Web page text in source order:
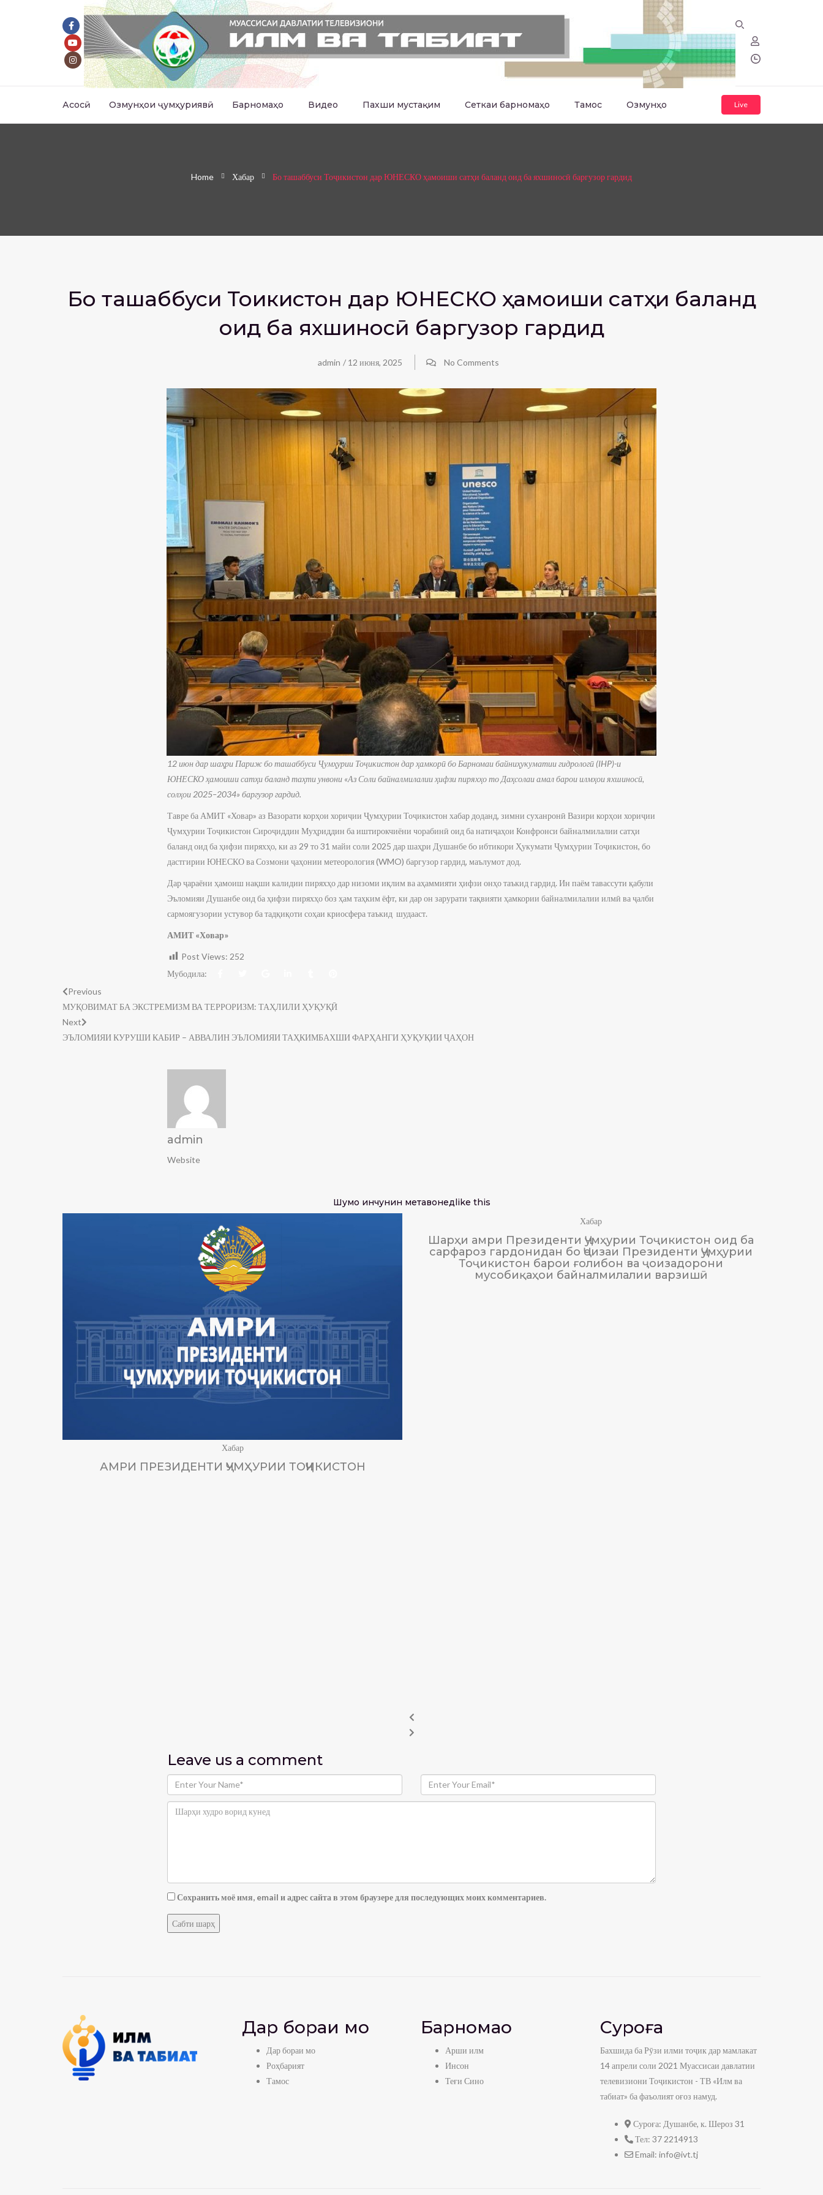
Асосӣ Озмунҳои ҷумҳуриявӣ Барномаҳо Видео Пахши мустақим Сеткаи барномаҳо Тамос Озмунҳо Live
Home Хабар Бо ташаббуси Тоҷикистон дар ЮНЕСКО ҳамоиши сатҳи баланд оид ба яхшиносӣ баргузор гардид
Бо ташаббуси Тоҷикистон дар ЮНЕСКО ҳамоиши сатҳи баланд
оид ба яхшиносӣ баргузор гардид
admin / 12 июня, 2025 No Comments
12 июн дар шаҳри Париж бо ташаббуси Ҷумҳурии Тоҷикистон дар ҳамкорӣ бо Барномаи байниҳукуматии гидрологӣ (IHP)-и
ЮНЕСКО ҳамоиши сатҳи баланд таҳти унвони «Аз Соли байналмилалии ҳифзи пиряхҳо то Даҳсолаи амал барои илмҳои яхшиносӣ,
солҳои 2025–2034» баргузор гардид.
Тавре ба АМИТ «Ховар» аз Вазорати корҳои хориҷии Ҷумҳурии Тоҷикистон хабар доданд, зимни суханронӣ Вазири корҳои хориҷии
Ҷумҳурии Тоҷикистон Сироҷиддин Муҳриддин ба иштирокчиёни чорабинӣ оид ба натиҷаҳои Конфронси байналмилалии сатҳи
баланд оид ба ҳифзи пиряхҳо, ки аз 29 то 31 майи соли 2025 дар шаҳри Душанбе бо ибтикори Ҳукумати Ҷумҳурии Тоҷикистон, бо
дастгирии ЮНЕСКО ва Созмони ҷаҳонии метеорология (WMO) баргузор гардид, маълумот дод.
Дар ҷараёни ҳамоиш нақши калидии пиряхҳо дар низоми иқлим ва аҳаммияти ҳифзи онҳо таъкид гардид. Ин паём тавассути қабули
Эъломияи Душанбе оид ба ҳифзи пиряхҳо боз ҳам таҳким ёфт, ки дар он зарурати тақвияти ҳамкории байналмилалии илмӣ ва ҷалби
сармоягузории устувор ба тадқиқоти соҳаи криосфера таъкид шудааст.
АМИТ «Ховар»
Post Views: 252
Мубодила:
Previous
МУҚОВИМАТ БА ЭКСТРЕМИЗМ ВА ТЕРРОРИЗМ: ТАҲЛИЛИ ҲУҚУҚӢ
Next
ЭЪЛОМИЯИ КУРУШИ КАБИР – АВВАЛИН ЭЪЛОМИЯИ ТАҲКИМБАХШИ ФАРҲАНГИ ҲУҚУҚИИ ҶАҲОН
admin
Website
Шумо инчунин метавонедlike this
Хабар
АМРИ ПРЕЗИДЕНТИ ҶУМҲУРИИ ТОҶИКИСТОН
Хабар
Шарҳи амри Президенти Ҷумҳурии Тоҷикистон оид ба
сарфароз гардонидан бо Ҷоизаи Президенти Ҷумҳурии
Тоҷикистон барои ғолибон ва ҷоизадорони
мусобиқаҳои байналмилалии варзишӣ
Leave us a comment
Сохранить моё имя, email и адрес сайта в этом браузере для последующих моих комментариев.
Дар бораи мо
Дар бораи мо
Роҳбарият
Тамос
Барномаҳо
Арши илм
Инсон
Теғи Сино
Суроға
Бахшида ба Рӯзи илми тоҷик дар мамлакат
14 апрели соли 2021 Муассисаи давлатии
телевизиони Тоҷикистон - ТВ «Илм ва
табиат» ба фаъолият оғоз намуд.
Суроға: Душанбе, к. Шероз 31
Тел: 37 2214913
Email: info@ivt.tj